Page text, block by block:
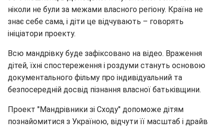
ніколи не були за межами власного регіону. Країна не
знає себе сама, і діти це відчувають – говорять
ініціатори проекту.
Всю мандрівку буде зафіксовано на відео. Враження
дітей, їхні спостереження і роздуми стануть основою
документального фільму про індивідуальний та
безпосередній досвід пізнання власної батьківщини.
Проект "Мандрівники зі Сходу" допоможе дітям
познайомитися з Україною, відчути її масштаб і драйв